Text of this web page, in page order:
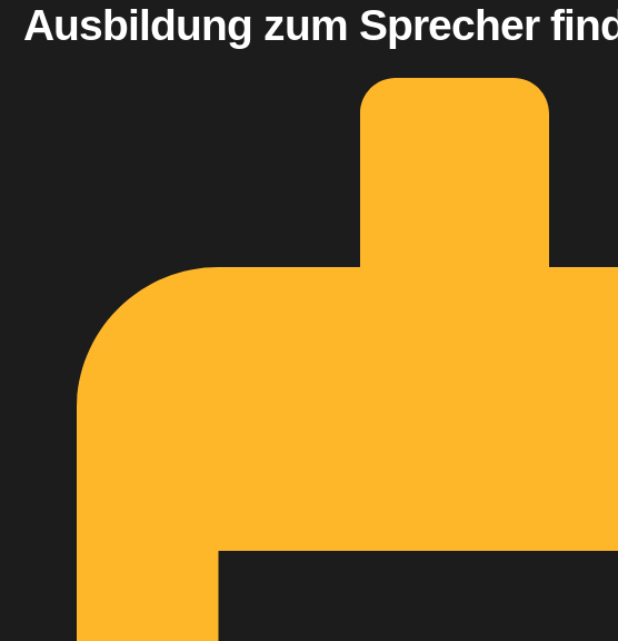
Ausbildung zum Sprecher